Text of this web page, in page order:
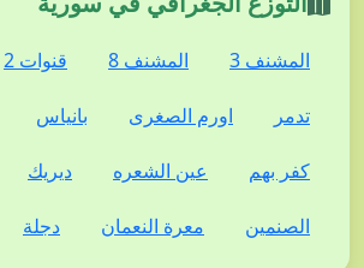
المشنف 3 المشنف 8 قنوات 2
تدمر اورم الصغرى بانياس
كفر بهم عين الشعره ديريك
الصنمين معرة النعمان دجلة